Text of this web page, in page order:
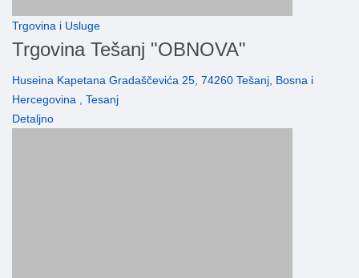
Trgovina i Usluge
Trgovina Tešanj "OBNOVA"
Huseina Kapetana Gradaščevića 25, 74260 Tešanj, Bosna i
Hercegovina , Tesanj
Detaljno